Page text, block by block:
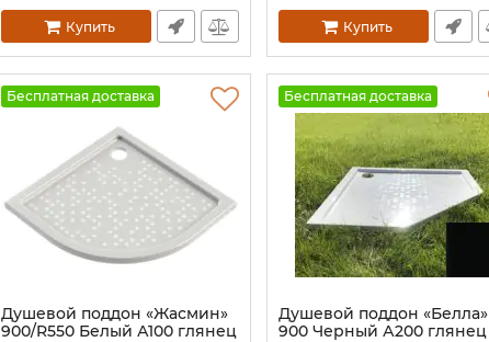
Купить Купить
Бесплатная доставка
Душевой поддон «Жасмин»
900/R550 Белый А100 глянец
Бесплатная доставка
Душевой поддон «Белла»
900 Черный А200 глянец